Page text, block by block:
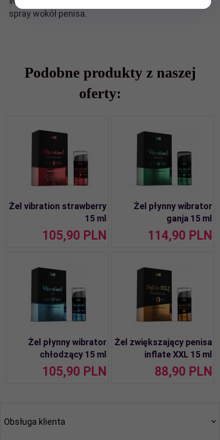
spray wokół penisa.
Podobne produkty z naszej
oferty:
Żel vibration strawberry
15 ml
105,90 PLN
Żel płynny wibrator
ganja 15 ml
114,90 PLN
Żel płynny wibrator
chłodzący 15 ml
105,90 PLN
Żel zwiększający penisa
inflate XXL 15 ml
88,90 PLN
Obsługa klienta